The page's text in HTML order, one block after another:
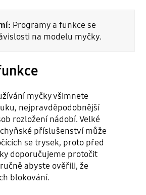
Programy a funkce se
na modelu myčky.
myčky všimnete
nejpravděpodobnější
rozložení nádobí. Velké
příslušenství může
se trysek, proto před
doporučujeme protočit
abyste ověřili, že
blokování.